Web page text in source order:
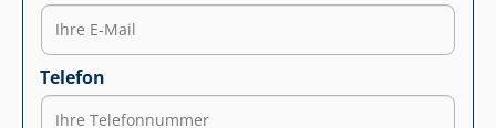
Telefon